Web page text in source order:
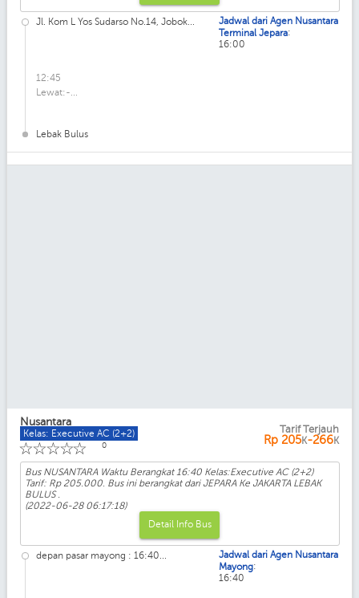
Jl. Kom L Yos Sudarso No.14, Jobok...
12:45
Lewat:-...
Lebak Bulus
Jadwal dari Agen Nusantara
Terminal Jepara:
16:00
Nusantara
Kelas: Executive AC (2+2)
☆
☆
☆
☆
☆ 0
Tarif Terjauh
Rp 205K-266K
Bus NUSANTARA Waktu Berangkat 16:40 Kelas:Executive AC (2+2)
Tarif: Rp 205.000. Bus ini berangkat dari JEPARA Ke JAKARTA LEBAK
BULUS .
(2022-06-28 06:17:18)
Detail Info Bus
depan pasar mayong : 16:40...
Jadwal dari Agen Nusantara
Mayong:
16:40